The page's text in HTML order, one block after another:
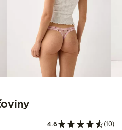
75,00 Kč
249,00 Kč
4.6 (10)